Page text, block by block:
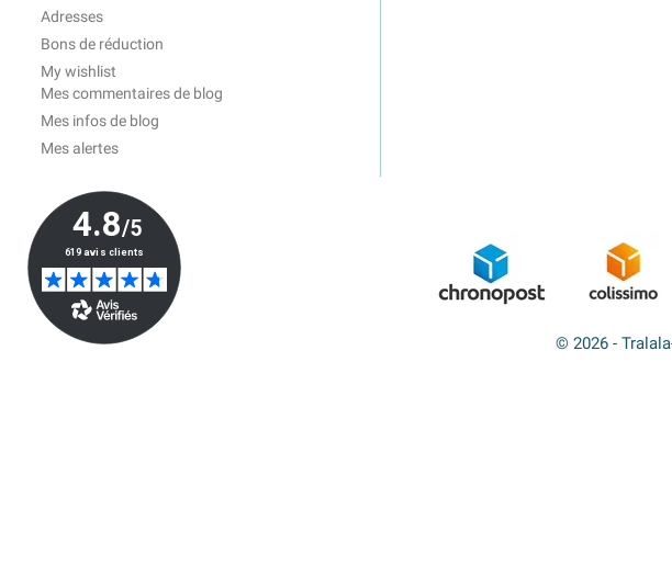
Adresses
Bons de réduction
My wishlist
Mes commentaires de blog
Mes infos de blog
Mes alertes
© 2026 -